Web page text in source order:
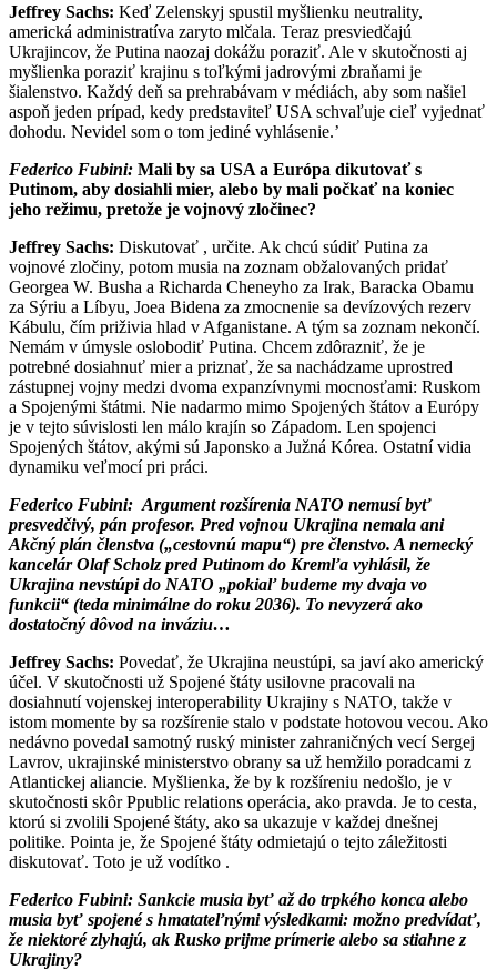
Jeffrey Sachs: Keď Zelenskyj spustil myšlienku neutrality,
americká administratíva zaryto mlčala. Teraz presviedčajú
Ukrajincov, že Putina naozaj dokážu poraziť. Ale v skutočnosti aj
myšlienka poraziť krajinu s toľkými jadrovými zbraňami je
šialenstvo. Každý deň sa prehrabávam v médiách, aby som našiel
aspoň jeden prípad, kedy predstaviteľ USA schvaľuje cieľ vyjednať
dohodu. Nevidel som o tom jediné vyhlásenie.’
Federico Fubini: Mali by sa USA a Európa dikutovať s
Putinom, aby dosiahli mier, alebo by mali počkať na koniec
jeho režimu, pretože je vojnový zločinec?
Jeffrey Sachs: Diskutovať , určite. Ak chcú súdiť Putina za
vojnové zločiny, potom musia na zoznam obžalovaných pridať
Georgea W. Busha a Richarda Cheneyho za Irak, Baracka Obamu
za Sýriu a Líbyu, Joea Bidena za zmocnenie sa devízových rezerv
Kábulu, čím priživia hlad v Afganistane. A tým sa zoznam nekončí.
Nemám v úmysle oslobodiť Putina. Chcem zdôrazniť, že je
potrebné dosiahnuť mier a priznať, že sa nachádzame uprostred
zástupnej vojny medzi dvoma expanzívnymi mocnosťami: Ruskom
a Spojenými štátmi. Nie nadarmo mimo Spojených štátov a Európy
je v tejto súvislosti len málo krajín so Západom. Len spojenci
Spojených štátov, akými sú Japonsko a Južná Kórea. Ostatní vidia
dynamiku veľmocí pri práci.
Federico Fubini: Argument rozšírenia NATO nemusí byť
presvedčivý, pán profesor. Pred vojnou Ukrajina nemala ani
Akčný plán členstva („cestovnú mapu“) pre členstvo. A nemecký
kancelár Olaf Scholz pred Putinom do Kremľa vyhlásil, že
Ukrajina nevstúpi do NATO „pokiaľ budeme my dvaja vo
funkcii“ (teda minimálne do roku 2036). To nevyzerá ako
dostatočný dôvod na inváziu…
Jeffrey Sachs: Povedať, že Ukrajina neustúpi, sa javí ako americký
účel. V skutočnosti už Spojené štáty usilovne pracovali na
dosiahnutí vojenskej interoperability Ukrajiny s NATO, takže v
istom momente by sa rozšírenie stalo v podstate hotovou vecou. Ako
nedávno povedal samotný ruský minister zahraničných vecí Sergej
Lavrov, ukrajinské ministerstvo obrany sa už hemžilo poradcami z
Atlantickej aliancie. Myšlienka, že by k rozšíreniu nedošlo, je v
skutočnosti skôr Ppublic relations operácia, ako pravda. Je to cesta,
ktorú si zvolili Spojené štáty, ako sa ukazuje v každej dnešnej
politike. Pointa je, že Spojené štáty odmietajú o tejto záležitosti
diskutovať. Toto je už vodítko .
Federico Fubini: Sankcie musia byť až do trpkého konca alebo
musia byť spojené s hmatateľnými výsledkami: možno predvídať,
že niektoré zlyhajú, ak Rusko prijme prímerie alebo sa stiahne z
Ukrajiny?